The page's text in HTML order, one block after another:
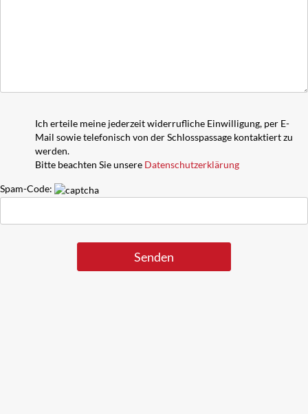
Ich erteile meine jederzeit widerrufliche Einwilligung, per E-
Mail sowie telefonisch von der Schlosspassage kontaktiert zu
werden.
Bitte beachten Sie unsere Datenschutzerklärung
Spam-Code: